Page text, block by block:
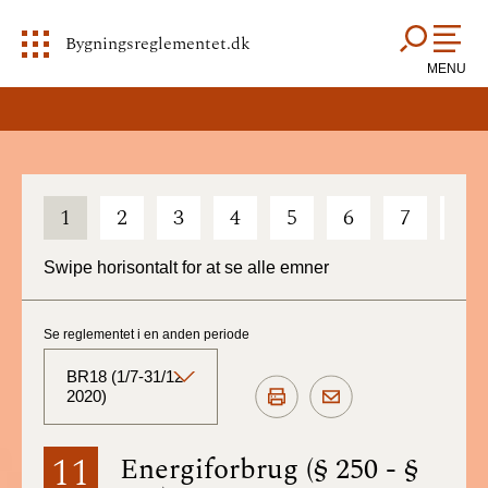
Bygningsreglementet.dk
MENU
1 2 3 4 5 6 7
Swipe horisontalt for at se alle emner
11 Energiforbrug (§ 250 - §
Se reglementet i en anden periode
BR18 (1/7-31/12
2020)
BR18 (Aktuelt)